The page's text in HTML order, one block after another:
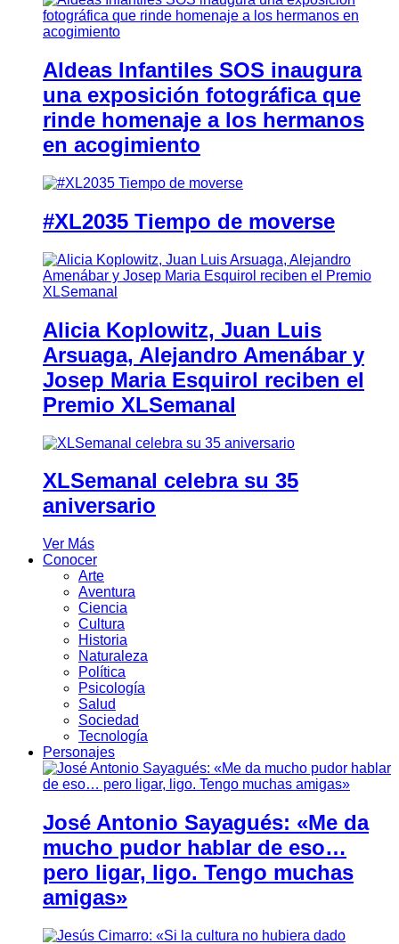
Aldeas Infantiles SOS inaugura
una exposición fotográfica que
rinde homenaje a los hermanos
en acogimiento
#XL2035 Tiempo de moverse
Alicia Koplowitz, Juan Luis
Arsuaga, Alejandro Amenábar y
Josep Maria Esquirol reciben el
Premio XLSemanal
XLSemanal celebra su 35
aniversario
Ver Más
Conocer
Arte
Aventura
Ciencia
Cultura
Historia
Naturaleza
Política
Psicología
Salud
Sociedad
Tecnología
Personajes
José Antonio Sayagués: «Me da
mucho pudor hablar de eso…
pero ligar, ligo. Tengo muchas
amigas»